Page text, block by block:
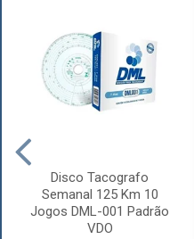
Disco Tacografo
Semanal 125 Km 10
Jogos DML-001 Padrão
VDO